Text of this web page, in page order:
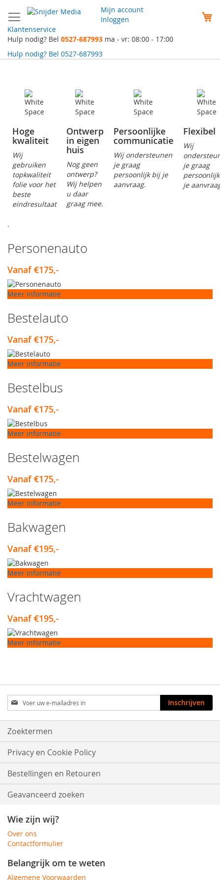
naar
de
inhoud
Mijn account
Inloggen
Klantenservice
Hulp nodig? Bel 0527-687993 ma - vr: 08:00 - 17:00
Hulp nodig? Bel 0527-687993
Hoge
kwaliteit
Wij
gebruiken
topkwaliteit
folie voor het
beste
eindresultaat
Ontwerp
in eigen
huis
Nog geen
ontwerp?
Wij helpen
u daar
graag mee.
Persoonlijke
communicatie
Wij ondersteunen
je graag
persoonlijk bij je
aanvraag.
Flexibel
Wij
je graag
je
.
Personenauto
Vanaf €175,-
Meer informatie
Bestelauto
Vanaf €175,-
Meer informatie
Bestelbus
Vanaf €175,-
Meer informatie
Bestelwagen
Vanaf €175,-
Meer informatie
Bakwagen
Vanaf €195,-
Meer informatie
Vrachtwagen
Vanaf €195,-
Meer informatie
Abonneer
u
op
onze
Inschrijven
Zoektermen
Privacy en Cookie Policy
Bestellingen en Retouren
Geavanceerd zoeken
Wie zijn wij?
Over ons
Contactformulier
Belangrijk om te weten
Algemene Voorwaarden